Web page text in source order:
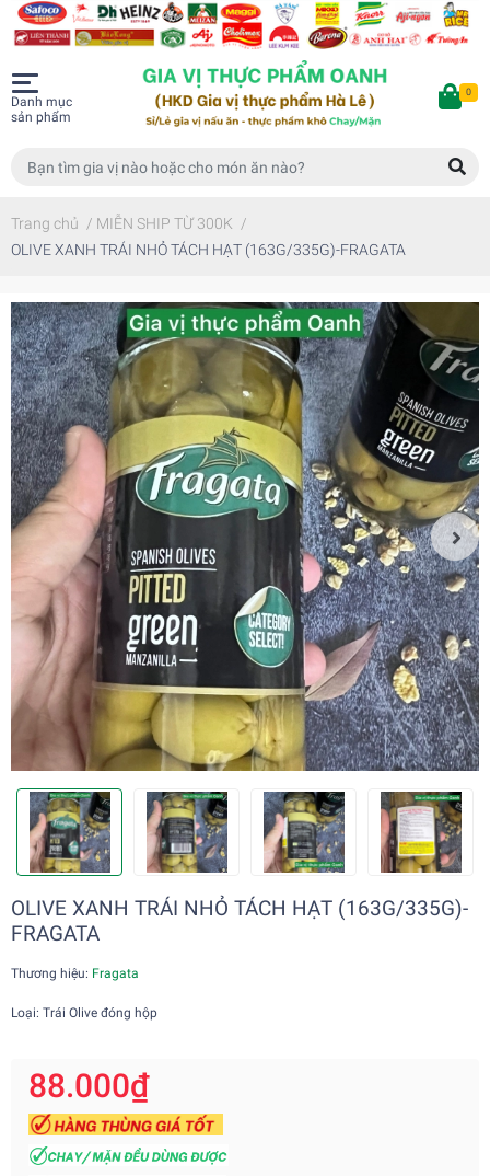
Danh mục
sản phẩm
0
Trang chủ / MIỄN SHIP TỪ 300K /
OLIVE XANH TRÁI NHỎ TÁCH HẠT (163G/335G)-FRAGATA
OLIVE XANH TRÁI NHỎ TÁCH HẠT (163G/335G)-
FRAGATA
Thương hiệu: Fragata
Loại: Trái Olive đóng hộp
88.000₫